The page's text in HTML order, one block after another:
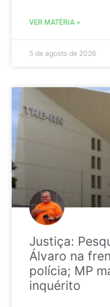
VER MATÉRIA »
5 de agosto de 2026
Justiça:
Álvaro na
polícia; MP
inquérito